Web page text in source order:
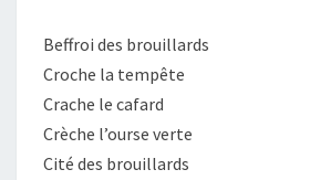
Beffroi des brouillards
Croche la tempête
Crache le cafard
Crèche l’ourse verte
Cité des brouillards